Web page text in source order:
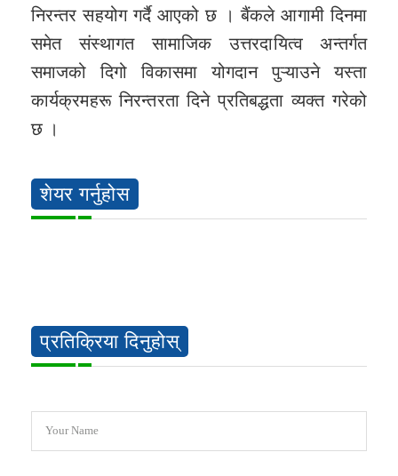
निरन्तर सहयोग गर्दै आएको छ । बैंकले आगामी दिनमा
समेत संस्थागत सामाजिक उत्तरदायित्व अन्तर्गत
समाजको दिगो विकासमा योगदान पुऱ्याउने यस्ता
कार्यक्रमहरू निरन्तरता दिने प्रतिबद्धता व्यक्त गरेको
छ ।
शेयर गर्नुहोस
प्रतिक्रिया दिनुहोस्
Your Name